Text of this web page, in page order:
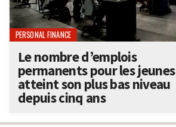
PERSONAL FINANCE
Le nombre d’emplois
permanents pour les jeunes
atteint son plus bas niveau
depuis cinq ans